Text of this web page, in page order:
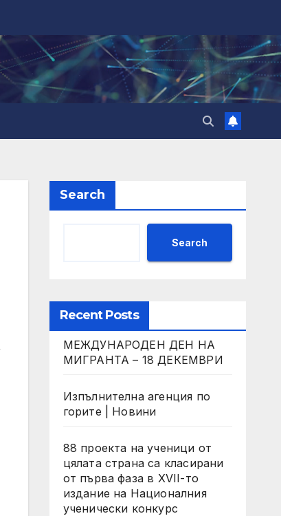
Search
Search
Recent Posts
МЕЖДУНАРОДЕН ДЕН НА
МИГРАНТА – 18 ДЕКЕМВРИ
Изпълнителна агенция по
горите | Новини
88 проекта на ученици от
цялата страна са класирани
от първа фаза в XVII-то
издание на Националния
ученически конкурс